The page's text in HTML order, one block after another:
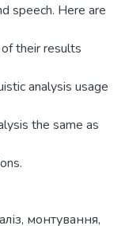
speech. Here are
their results
analysis usage
the same as
, монтування,